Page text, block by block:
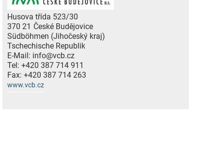
Husova třída 523/30
370 21 České Budějovice
Südböhmen (Jihočeský kraj)
Tschechische Republik
E-Mail: info@vcb.cz
Tel: +420 387 714 911
Fax: +420 387 714 263
www.vcb.cz